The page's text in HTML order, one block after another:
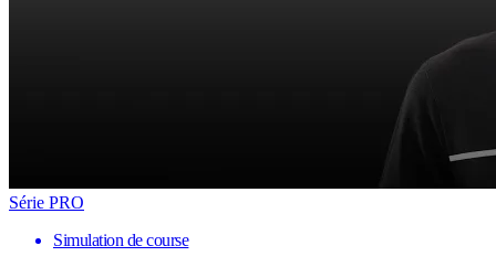
Série PRO
Simulation de course